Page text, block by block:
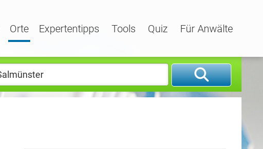
Orte Expertentipps Tools Quiz Für Anwälte